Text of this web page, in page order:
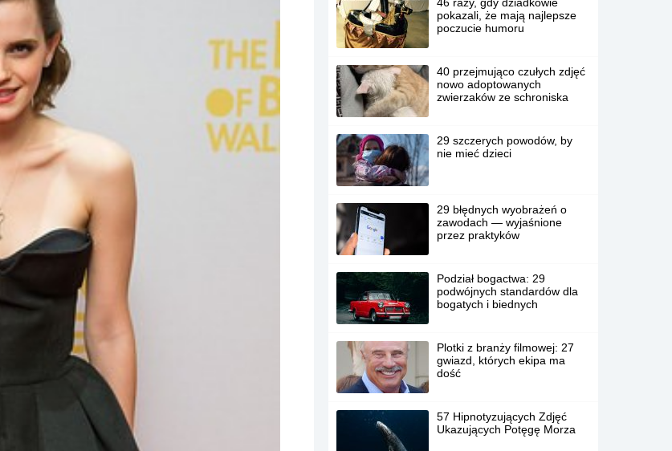
pokazali, że mają najlepsze
poczucie humoru
40 przejmująco czułych zdjęć
nowo adoptowanych
zwierzaków ze schroniska
29 szczerych powodów, by
nie mieć dzieci
29 błędnych wyobrażeń o
zawodach — wyjaśnione
przez praktyków
Podział bogactwa: 29
podwójnych standardów dla
bogatych i biednych
Plotki z branży filmowej: 27
gwiazd, których ekipa ma
dość
57 Hipnotyzujących Zdjęć
Ukazujących Potęgę Morza